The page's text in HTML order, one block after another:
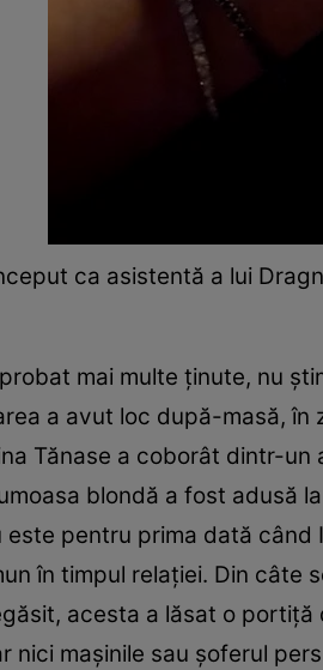
ca asistentă a lui
mai multe ținute, nu
a avut loc după-masă,
Tănase a coborât dintr-un
blondă a fost adusă
este pentru prima dată
în timpul relației. Din
acesta a lăsat o
nici mașinile sau șoferul